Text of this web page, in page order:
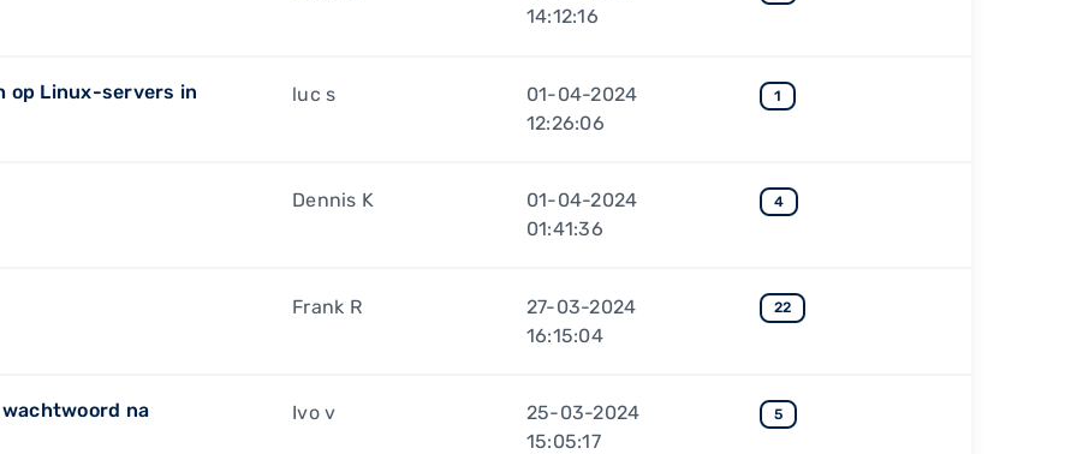
14:12:16
op Linux-servers in luc s
01-04-2024
12:26:06
1
Dennis K
01-04-2024
01:41:36
4
Frank R
27-03-2024
16:15:04
22
na Ivo v
25-03-2024
15:05:17
5